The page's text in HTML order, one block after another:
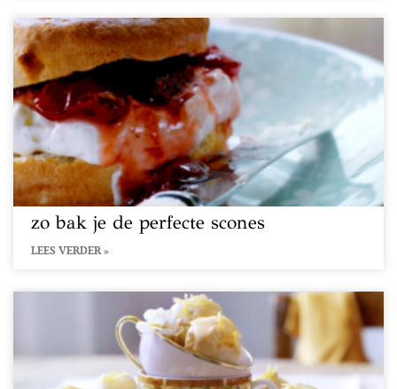
zo bak je de perfecte scones
LEES VERDER »